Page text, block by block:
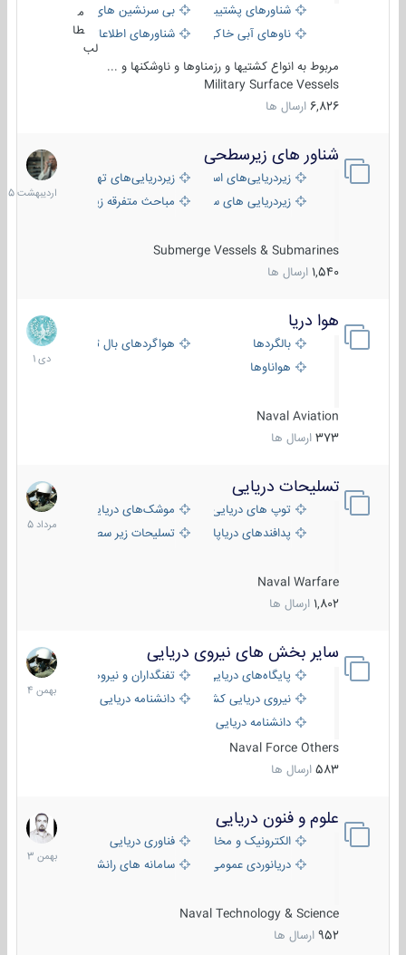
شناورهای پشتیبانی
بی سرنشین های دریایی
ناوهای آبی خاکی و نیروبرشناورهای اطلاعاتی و جاسوسی
طا
لب
مربوط به انواع کشتیها و رزمناوها و ناوشکنها و ...
Military Surface Vessels
6,826 ارسال ها
شناور های زیرسطحی
زیردریایی‌های استراتژیکزیردریایی‌های تهاجمی
زیردریایی های سبک
مباحث متفرقه زیرسطحی
Submerge Vessels & Submarines
1,540 ارسال ها
31
1405
هوا دریا
بالگردها
هواگردهای بال ثابت
هواناوها
Naval Aviation
373 ارسال ها
12
دی
1401
تسلیحات دریایی
توپ های دریایی
موشک‌های دریایی
پدافندهای دریاپایه
تسلیحات زیر سطحی
Naval Warfare
1,802 ارسال ها
2
مرداد
1405
سایر بخش های نیروی دریایی
پایگاه‌های دریایی
تفنگداران و نیروهای ویژه‌ی دریایی
نیروی دریایی کشورهای مختلفدانشنامه دریایی
دانشنامه دریایی کپی
Naval Force Others
583 ارسال ها
22
بهمن
1404
علوم و فنون دریایی
الکترونیک و مخابرات دریاییفناوری دریایی
دریانوردی عمومی
سامانه های رانشی دریایی
Naval Technology & Science
952 ارسال ها
6
بهمن
1403